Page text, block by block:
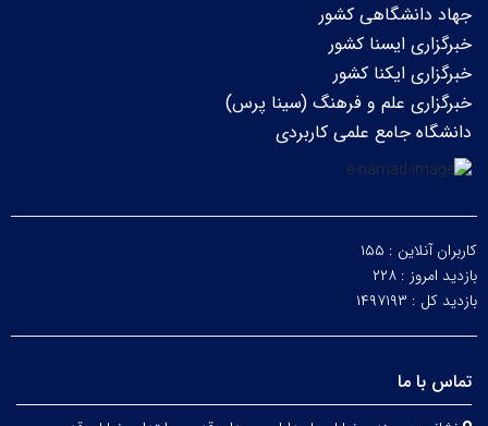
جهاد دانشگاهی کشور
خبرگزاری ایسنا کشور
خبرگزاری ایکنا کشور
خبرگزاری علم و فرهنگ (سینا پرس)
دانشگاه جامع علمی کاربردی
کاربران آنلاین : ۱۵۵
بازدید امروز : ۲۲۸
بازدید کل : ۱۴۹۷۱۹۳
تماس با ما